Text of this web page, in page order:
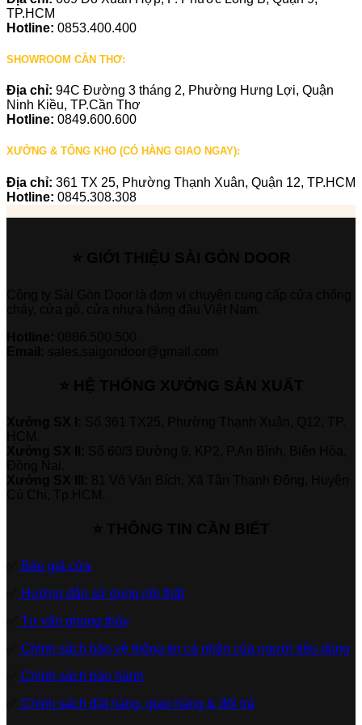
TP.HCM
Hotline: 0853.400.400
SHOWROOM CẦN THƠ:
Địa chỉ: 94C Đường 3 tháng 2, Phường Hưng Lợi, Quận
Ninh Kiều, TP.Cần Thơ
Hotline: 0849.600.600
XƯỞNG & TỔNG KHO (CÓ HÀNG GIAO NGAY):
Địa chỉ: 361 TX 25, Phường Thạnh Xuân, Quận 12, TP.HCM
Hotline: 0845.308.308
Báo giá cửa
Hướng dẫn sử dụng nội thất
Tư vấn phong thủy
Chính sách bảo vệ thông tin cá nhân của người tiêu dùng
Chính sách bảo hành
Chính sách đặt hàng, giao hàng & đổi trả